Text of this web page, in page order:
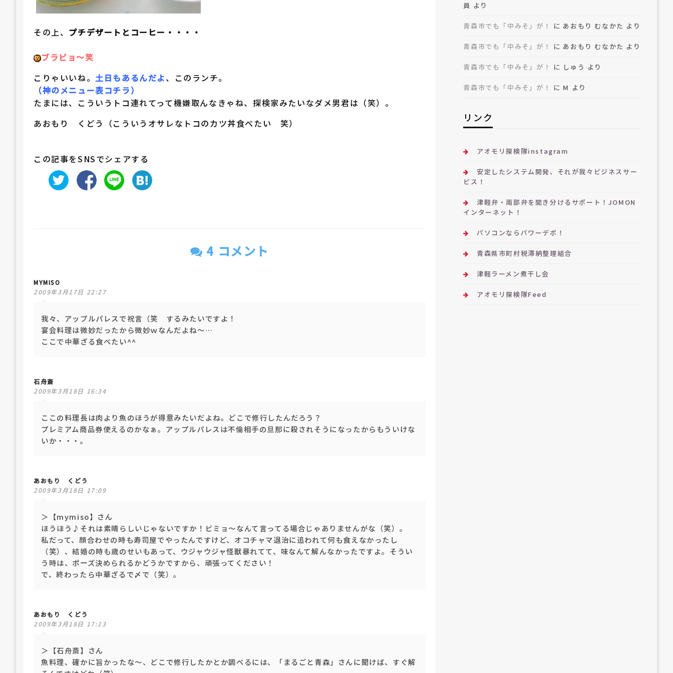
その上、 プチデザートとコーヒー・・・・
ブラビョ～笑
こりゃいいね。土日もあるんだよ、このランチ。
（神のメニュー表コチラ）
たまには、こういうトコ連れてって機嫌取んなきゃね、探検家みたいなダメ男君は（笑）。
あおもり くどう（こういうオサレなトコのカツ丼食べたい 笑）
この記事をSNSでシェアする
4 コメント
MYMISO
2009年3月17日 22:27
我々、アップルパレスで祝言（笑 するみたいですよ！
宴会料理は微妙だったから微妙ｗなんだよね～…
ここで中華ざる食べたい^^
石舟斎
2009年3月18日 16:34
ここの料理長は肉より魚のほうが得意みたいだよね。どこで修行したんだろう？
プレミアム商品券使えるのかなぁ。アップルパレスは不倫相手の旦那に殺されそうになったからもういけな
いか・・・。
あおもり くどう
2009年3月18日 17:09
＞【mymiso】さん
ほうほう♪それは素晴らしいじゃないですか！ビミョ～なんて言ってる場合じゃありませんがな（笑）。
私だって、顔合わせの時も寿司屋でやったんですけど、オコチャマ退治に追われて何も食えなかったし
（笑）、結婚の時も歳のせいもあって、ウジャウジャ怪獣暴れてて、味なんて解んなかったですよ。そうい
う時は、ポーズ決められるかどうかですから、頑張ってください！
で、終わったら中華ざるで〆で（笑）。
あおもり くどう
2009年3月18日 17:13
＞【石舟斎】さん
魚料理、確かに旨かったな～、どこで修行したかとか調べるには、「まるごと青森」さんに聞けば、すぐ解
員 より
青森市でも「中みそ」が！ に あおもり むなかた より
青森市でも「中みそ」が！ に あおもり むなかた より
青森市でも「中みそ」が！ に しゅう より
青森市でも「中みそ」が！ に M より
リンク
アオモリ探検隊instagram
安定したシステム開発、それが我々ビジネスサー
ビス！
津軽弁・南部弁を聞き分けるサポート！JOMON
インターネット！
パソコンならパワーデポ！
青森県市町村税滞納整理組合
津軽ラーメン煮干し会
アオモリ探検隊Feed